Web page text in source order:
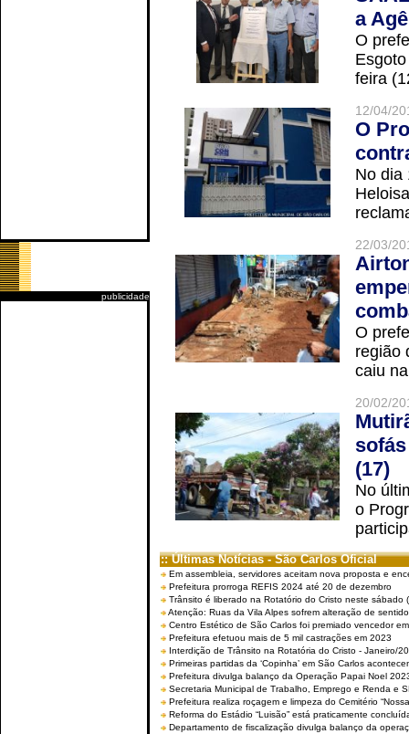
publicidade
a
O
feira
12/04/
O
No dia
22/03/
O
região
caiu
20/02/
(17)
No
o
:: Últimas Notícias - São Carlos Oficial
Em assembleia, servidores aceitam nova proposta e
Prefeitura prorroga REFIS 2024 até 20 de dezembro
Trânsito é liberado na Rotatório do Cristo neste sábado
Atenção: Ruas da Vila Alpes sofrem alteração de
Centro Estético de São Carlos foi premiado vencedor
Prefeitura efetuou mais de 5 mil castrações em 2023
Interdição de Trânsito na Rotatória do Cristo - Janeiro/
Primeiras partidas da ‘Copinha’ em São Carlos
Prefeitura divulga balanço da Operação Papai Noel
Secretaria Municipal de Trabalho, Emprego e Renda e
Prefeitura realiza roçagem e limpeza do Cemitério
Reforma do Estádio “Luisão” está praticamente
Departamento de fiscalização divulga balanço da